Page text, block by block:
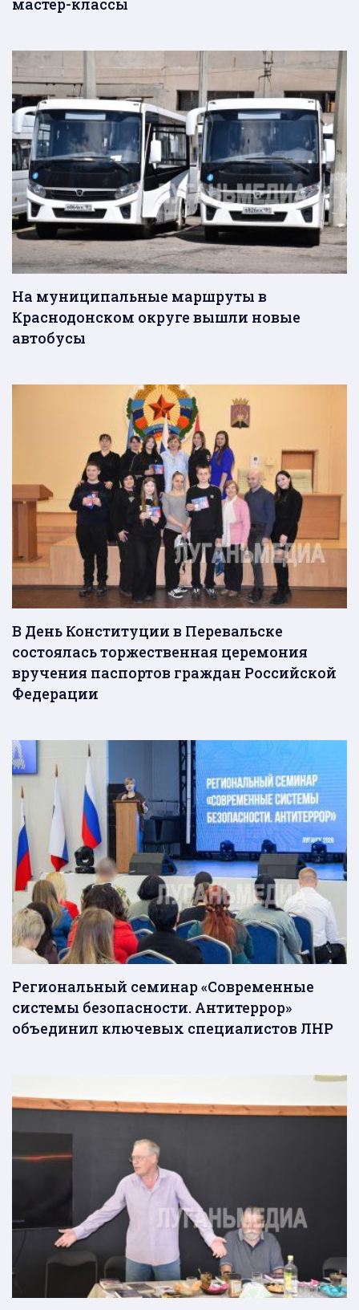
На муниципальные маршруты в
Краснодонском округе вышли новые
автобусы
В День Конституции в Перевальске
состоялась торжественная церемония
вручения паспортов граждан Российской
Федерации
Региональный семинар «Современные
системы безопасности. Антитеррор»
объединил ключевых специалистов ЛНР